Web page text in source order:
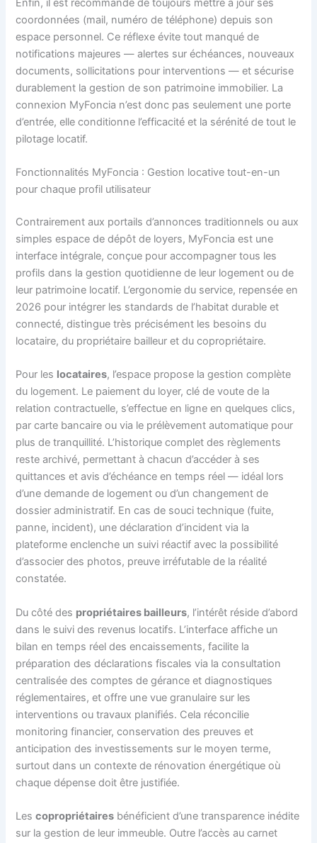
Enfin, il est recommandé de toujours mettre à jour ses
coordonnées (mail, numéro de téléphone) depuis son
espace personnel. Ce réflexe évite tout manqué de
notifications majeures — alertes sur échéances, nouveaux
documents, sollicitations pour interventions — et sécurise
durablement la gestion de son patrimoine immobilier. La
connexion MyFoncia n’est donc pas seulement une porte
d’entrée, elle conditionne l’efficacité et la sérénité de tout le
pilotage locatif.
Fonctionnalités MyFoncia : Gestion locative tout-en-un
pour chaque profil utilisateur
Contrairement aux portails d’annonces traditionnels ou aux
simples espace de dépôt de loyers, MyFoncia est une
interface intégrale, conçue pour accompagner tous les
profils dans la gestion quotidienne de leur logement ou de
leur patrimoine locatif. L’ergonomie du service, repensée en
2026 pour intégrer les standards de l’habitat durable et
connecté, distingue très précisément les besoins du
locataire, du propriétaire bailleur et du copropriétaire.
Pour les locataires, l’espace propose la gestion complète
du logement. Le paiement du loyer, clé de voute de la
relation contractuelle, s’effectue en ligne en quelques clics,
par carte bancaire ou via le prélèvement automatique pour
plus de tranquillité. L’historique complet des règlements
reste archivé, permettant à chacun d’accéder à ses
quittances et avis d’échéance en temps réel — idéal lors
d’une demande de logement ou d’un changement de
dossier administratif. En cas de souci technique (fuite,
panne, incident), une déclaration d’incident via la
plateforme enclenche un suivi réactif avec la possibilité
d’associer des photos, preuve irréfutable de la réalité
constatée.
Du côté des propriétaires bailleurs, l’intérêt réside d’abord
dans le suivi des revenus locatifs. L’interface affiche un
bilan en temps réel des encaissements, facilite la
préparation des déclarations fiscales via la consultation
centralisée des comptes de gérance et diagnostiques
réglementaires, et offre une vue granulaire sur les
interventions ou travaux planifiés. Cela réconcilie
monitoring financier, conservation des preuves et
anticipation des investissements sur le moyen terme,
surtout dans un contexte de rénovation énergétique où
chaque dépense doit être justifiée.
Lescopropriétaires bénéficient d’une transparence inédite
sur la gestion de leur immeuble. Outre l’accès au carnet